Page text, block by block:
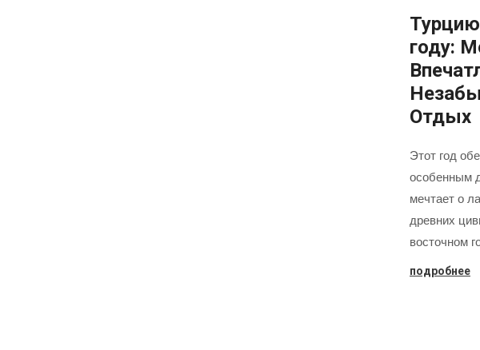
году:
Отдых
Этот год
особенным
мечтает о
древних
восточном
подробнее